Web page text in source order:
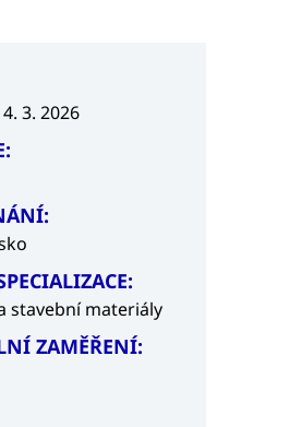
3. 2026
stavební materiály
ZAMĚŘENÍ: